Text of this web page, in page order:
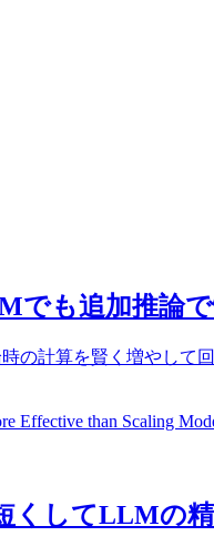
も追加推論
の計算を賢く増やし
Effective than Scaling
くしてLLMの